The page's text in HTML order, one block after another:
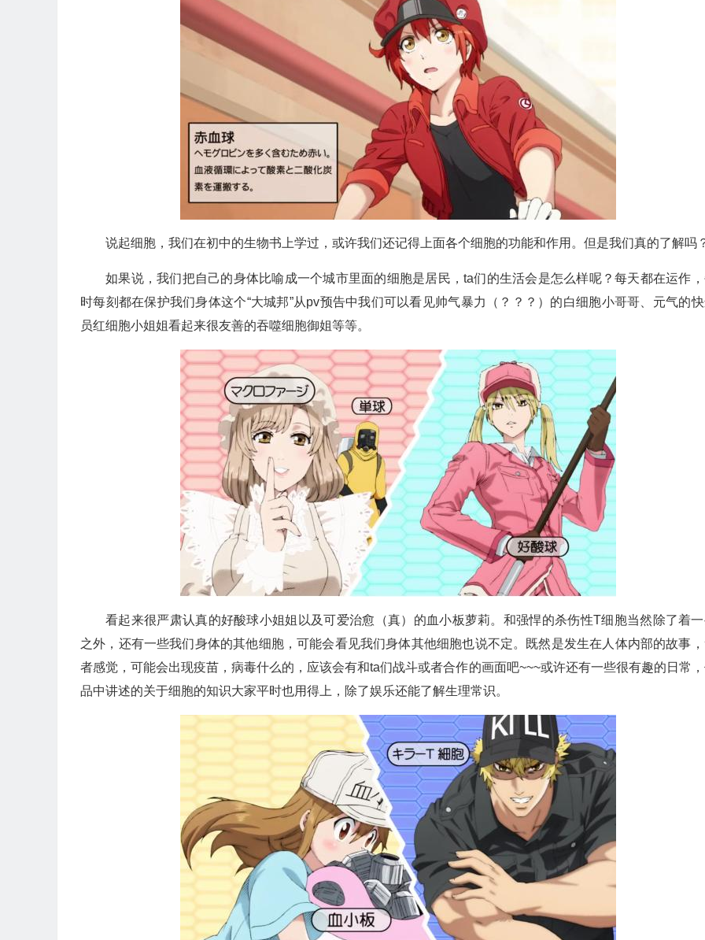
说起细胞，我们在初中的生物书上学过，或许我们还记得上面各个细胞的功能和作用。但是我们真的了解吗
如果说，我们把自己的身体比喻成一个城市里面的细胞是居民，ta们的生活会是怎么样呢？每天都在运作
时每刻都在保护我们身体这个“大城邦”从pv预告中我们可以看见帅气暴力（？？？）的白细胞小哥哥、元气的
员红细胞小姐姐看起来很友善的吞噬细胞御姐等等。
看起来很严肃认真的好酸球小姐姐以及可爱治愈（真）的血小板萝莉。和强悍的杀伤性T细胞当然除了着
之外，还有一些我们身体的其他细胞，可能会看见我们身体其他细胞也说不定。既然是发生在人体内部的故事
者感觉，可能会出现疫苗，病毒什么的，应该会有和ta们战斗或者合作的画面吧~~~或许还有一些很有趣的日常
品中讲述的关于细胞的知识大家平时也用得上，除了娱乐还能了解生理常识。